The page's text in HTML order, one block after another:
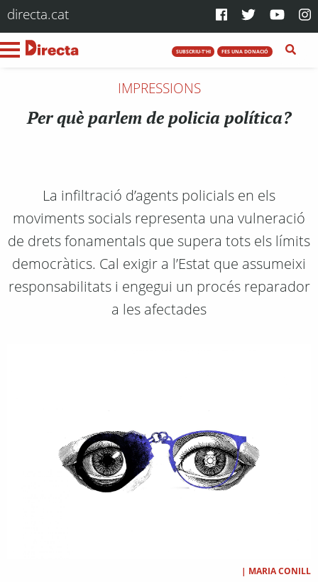
directa.cat
SUBSCRIU-T'HI FES UNA DONACIÓ
IMPRESSIONS
Per què parlem de policia política?
La infiltració d’agents policials en els
moviments socials representa una vulneració
de drets fonamentals que supera tots els límits
democràtics. Cal exigir a l’Estat que assumeixi
responsabilitats i engegui un procés reparador
a les afectades
| MARIA CONILL